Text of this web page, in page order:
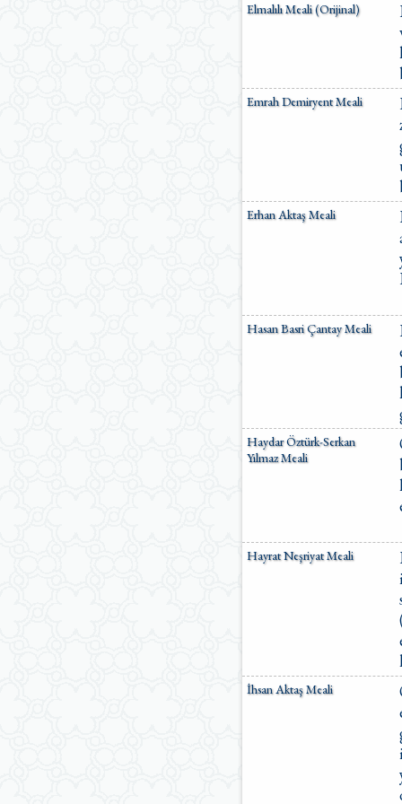
Elmalılı Meali (Orijinal)
Emrah Demiryent Meali
Erhan Aktaş Meali
Hasan Basri Çantay Meali
Haydar Öztürk-Serkan
Yılmaz Meali
Hayrat Neşriyat Meali
İhsan Aktaş Meali